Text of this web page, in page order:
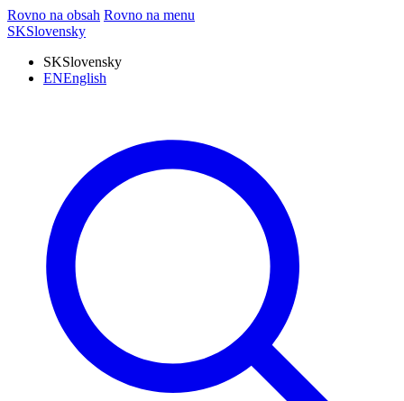
Rovno na obsah Rovno na menu
SKSlovensky
SKSlovensky
ENEnglish